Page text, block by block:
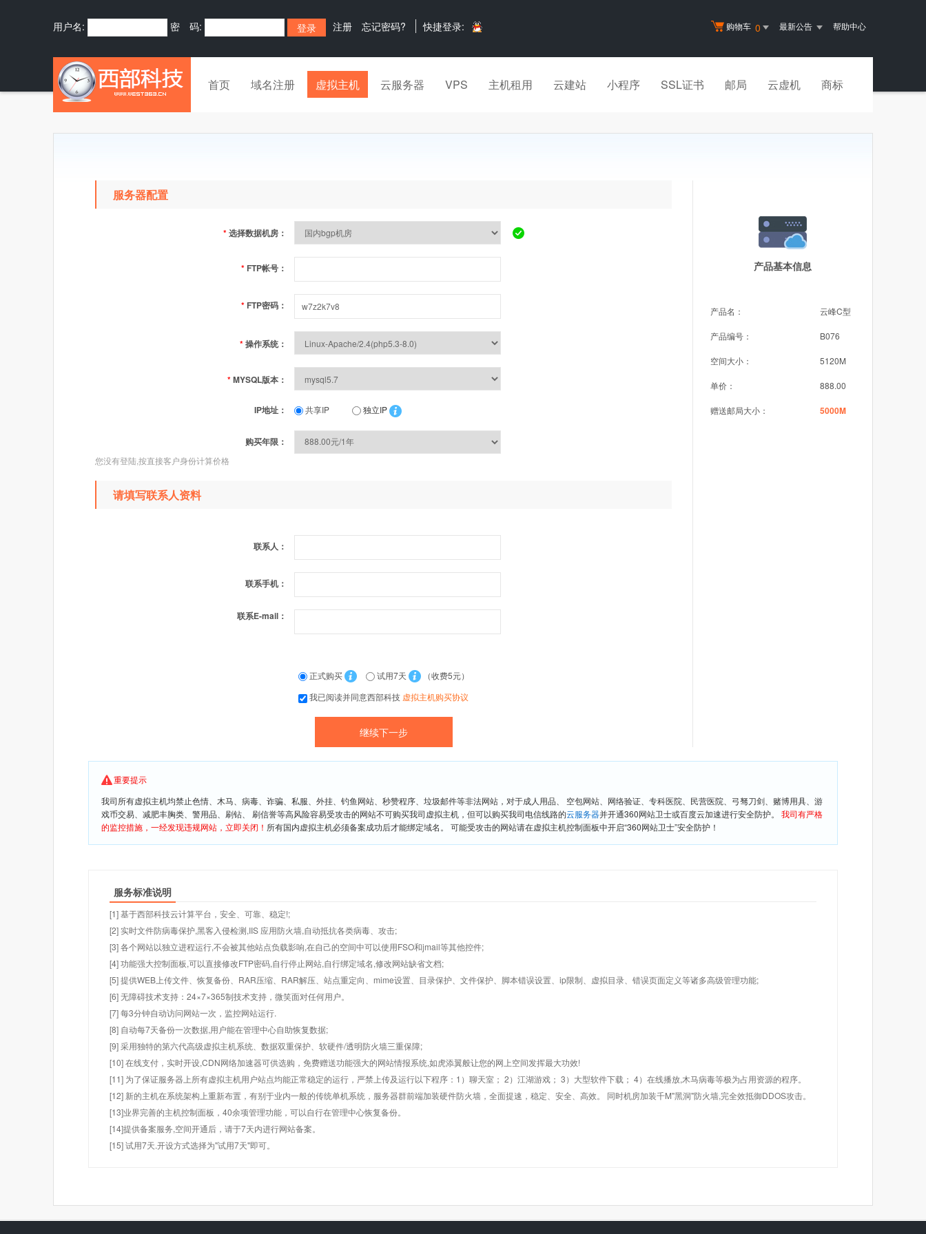
购物车 0 最新公告 帮助中心
用户名: 密 码: 注册 忘记密码? 快捷登录:
首页 域名注册 虚拟主机 云服务器 VPS 主机租用 云建站 小程序 SSL证书 邮局 云虚机 商标
产品基本信息
产品名： 云峰C型
产品编号： B076
空间大小： 5120M
单价： 888.00
赠送邮局大小： 5000M
服务器配置
*选择数据机房：
* FTP帐号：
* FTP密码：
*操作系统：
*MYSQL版本：
IP地址： 共享IP 独立IP
购买年限：
您没有登陆,按直接客户身份计算价格
请填写联系人资料
联系人：
联系手机：
联系E-mail：
正式购买 试用7天
（收费5元）
我已阅读并同意西部科技 虚拟主机购买协议
重要提示
我司所有虚拟主机均禁止色情、木马、病毒、诈骗、私服、外挂、钓鱼网站、秒赞程序、垃圾邮件等非法网站，对于成人用品、 空包网站、网络验证、专科医院、民营医院、弓驽刀剑、赌博用具、游
戏币交易、减肥丰胸类、警用品、刷钻、 刷信誉等高风险容易受攻击的网站不可购买我司虚拟主机，但可以购买我司电信线路的云服务器并开通360网站卫士或百度云加速进行安全防护。 我司有严格
的监控措施，一经发现违规网站，立即关闭！ 所有国内虚拟主机必须备案成功后才能绑定域名。 可能受攻击的网站请在虚拟主机控制面板中开启“360网站卫士”安全防护！
服务标准说明
[1] 基于西部科技云计算平台，安全、可靠、稳定!;
[2] 实时文件防病毒保护,黑客入侵检测,IIS 应用防火墙,自动抵抗各类病毒、攻击;
[3] 各个网站以独立进程运行,不会被其他站点负载影响,在自己的空间中可以使用FSO和jmail等其他控件;
[4] 功能强大控制面板,可以直接修改FTP密码,自行停止网站,自行绑定域名,修改网站缺省文档;
[5] 提供WEB上传文件、恢复备份、RAR压缩、RAR解压、站点重定向、mime设置、目录保护、文件保护、脚本错误设置、ip限制、虚拟目录、错误页面定义等诸多高级管理功能;
[6] 无障碍技术支持：24×7×365制技术支持，微笑面对任何用户。
[7] 每3分钟自动访问网站一次，监控网站运行.
[8] 自动每7天备份一次数据,用户能在管理中心自助恢复数据;
[9] 采用独特的第六代高级虚拟主机系统、数据双重保护、软硬件/透明防火墙三重保障;
[10] 在线支付，实时开设,CDN网络加速器可供选购，免费赠送功能强大的网站情报系统,如虎添翼般让您的网上空间发挥最大功效!
[11] 为了保证服务器上所有虚拟主机用户站点均能正常稳定的运行，严禁上传及运行以下程序：1）聊天室； 2）江湖游戏； 3）大型软件下载； 4）在线播放,木马病毒等极为占用资源的程序。
[12] 新的主机在系统架构上重新布置，有别于业内一般的传统单机系统，服务器群前端加装硬件防火墙，全面提速，稳定、安全、高效。 同时机房加装千M"黑洞"防火墙,完全效抵御DDOS攻击。
[13]业界完善的主机控制面板，40余项管理功能，可以自行在管理中心恢复备份。
[14]提供备案服务,空间开通后，请于7天内进行网站备案。
[15] 试用7天.开设方式选择为"试用7天"即可。